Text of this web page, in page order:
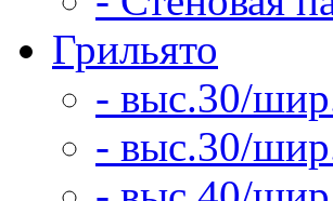
Грильято
- выс.30/
- выс.30/